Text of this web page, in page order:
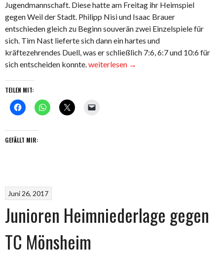
Jugendmannschaft. Diese hatte am Freitag ihr Heimspiel
gegen Weil der Stadt. Philipp Nisi und Isaac Brauer
entschieden gleich zu Beginn souverän zwei Einzelspiele für
sich. Tim Nast lieferte sich dann ein hartes und
kräftezehrendes Duell, was er schließlich 7:6, 6:7 und 10:6 für
sich entscheiden konnte.„Junioren
ersten
weiterlesen →
TEILEN MIT:
GEFÄLLT MIR:
Juni 26, 2017
Junioren Heimniederlage gegen
TC Mönsheim